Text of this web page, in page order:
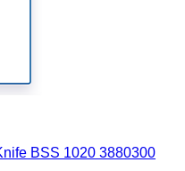
BSS 1020 3880300